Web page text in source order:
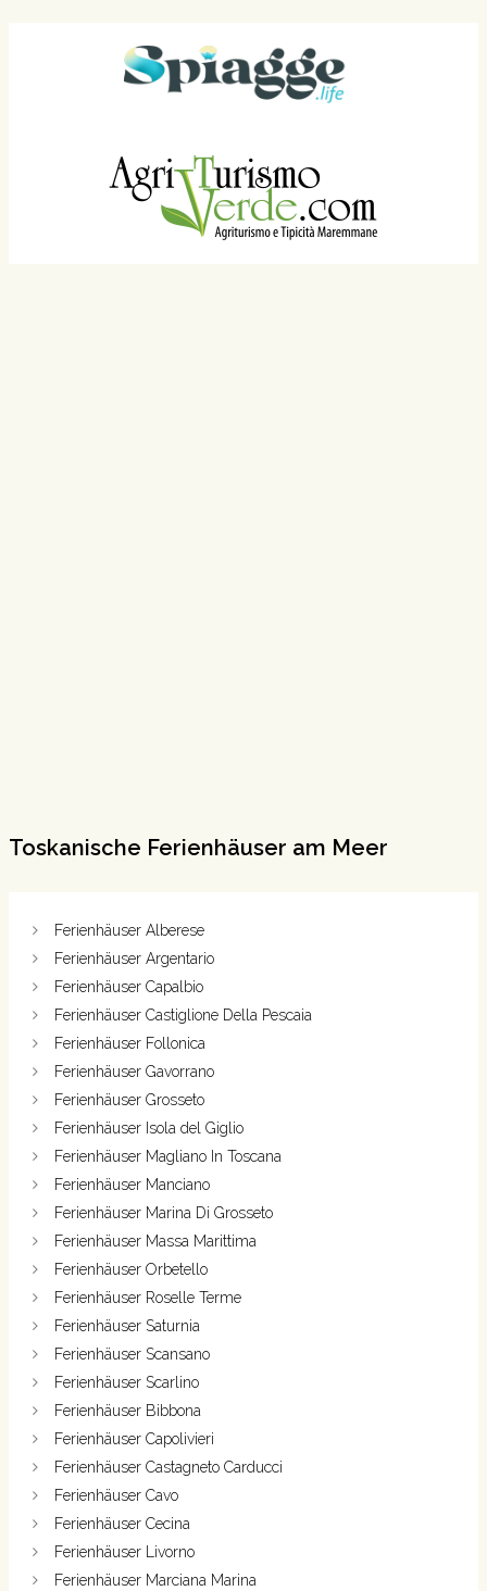
Toskanische Ferienhäuser am Meer
Ferienhäuser Alberese
Ferienhäuser Argentario
Ferienhäuser Capalbio
Ferienhäuser Castiglione Della Pescaia
Ferienhäuser Follonica
Ferienhäuser Gavorrano
Ferienhäuser Grosseto
Ferienhäuser Isola del Giglio
Ferienhäuser Magliano In Toscana
Ferienhäuser Manciano
Ferienhäuser Marina Di Grosseto
Ferienhäuser Massa Marittima
Ferienhäuser Orbetello
Ferienhäuser Roselle Terme
Ferienhäuser Saturnia
Ferienhäuser Scansano
Ferienhäuser Scarlino
Ferienhäuser Bibbona
Ferienhäuser Capolivieri
Ferienhäuser Castagneto Carducci
Ferienhäuser Cavo
Ferienhäuser Cecina
Ferienhäuser Livorno
Ferienhäuser Marciana Marina